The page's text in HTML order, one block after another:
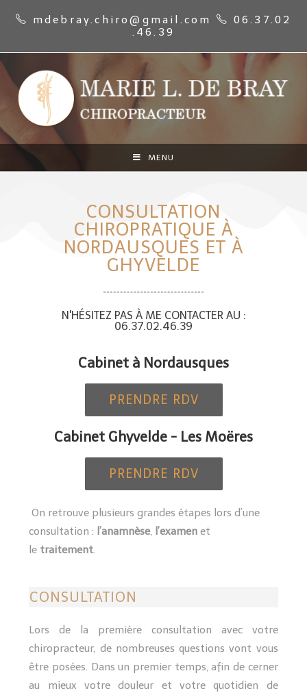
mdebray.chiro@gmail.com
06.37.02
.46.39
MENU
CONSULTATION
CHIROPRATIQUE À
NORDAUSQUES ET À
GHYVELDE
N'HÉSITEZ PAS À ME CONTACTER AU :
06.37.02.46.39
Cabinet à Nordausques
PRENDRE RDV
Cabinet Ghyvelde - Les Moëres
PRENDRE RDV
On retrouve plusieurs grandes étapes lors d’une
consultation : l’anamnèse, l’examen et
le traitement.
CONSULTATION
Lors de la première consultation avec votre
chiropracteur, de nombreuses questions vont vous
être posées. Dans un premier temps, afin de cerner
au mieux votre douleur et votre quotidien de